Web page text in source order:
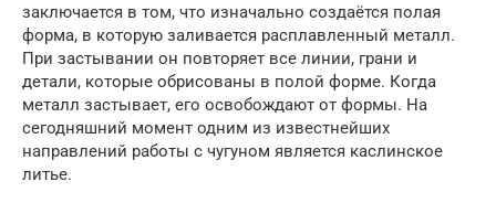
заключается в том, что изначально создаётся полая
форма, в которую заливается расплавленный металл.
При застывании он повторяет все линии, грани и
детали, которые обрисованы в полой форме. Когда
металл застывает, его освобождают от формы. На
сегодняшний момент одним из известнейших
направлений работы с чугуном является каслинское
литье.